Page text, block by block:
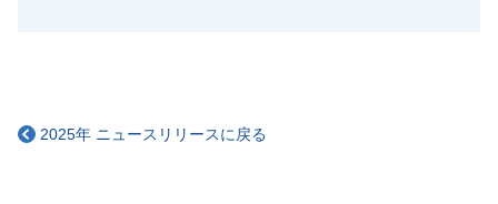
2025年 ニュースリリースに戻る